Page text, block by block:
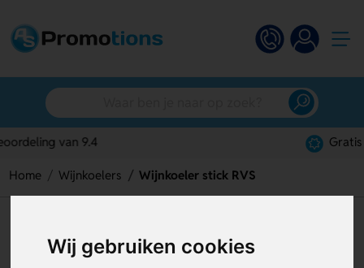
Wij gebruiken cookies
Home Wijnkoelers Wijnkoeler stick RVS
Wijnkoeler stick RVS
Artikelnummer:129091